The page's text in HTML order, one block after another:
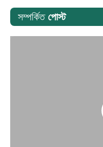
সম্পর্কিত পোস্ট